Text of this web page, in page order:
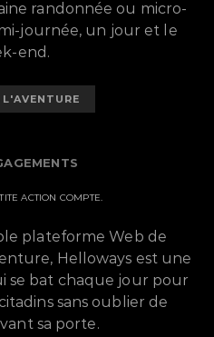
randonnée ou micro-
journée, un jour et le
end.
ACTION COMPTE.
plateforme Web de
Helloways est une
se bat chaque jour pour
sans oublier de
sa porte.